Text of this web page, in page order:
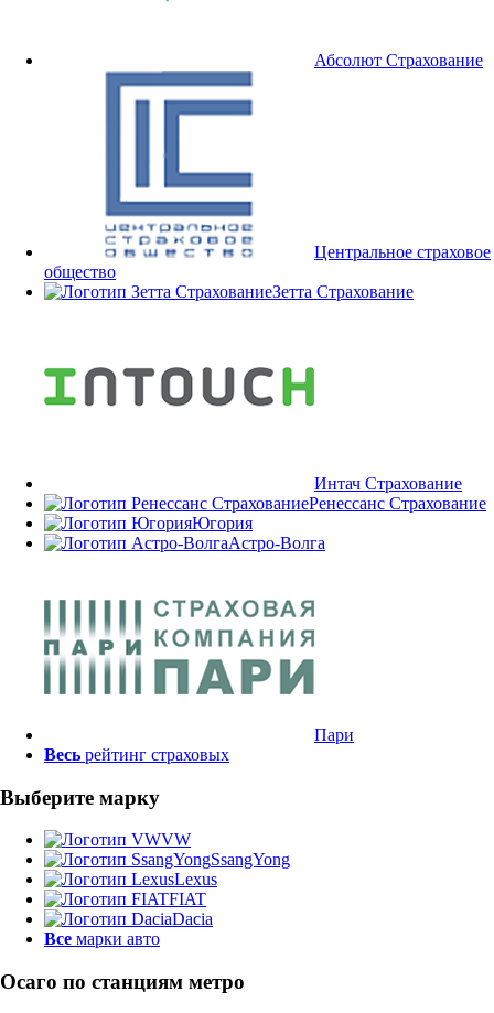
Абсолют Страхование
Центральное страховое
общество
Зетта Страхование
Интач Страхование
Ренессанс Страхование
Югория
Астро-Волга
Пари
Весь рейтинг страховых
Выберите марку
VW
SsangYong
Lexus
FIAT
Dacia
Все марки авто
Осаго по станциям метро